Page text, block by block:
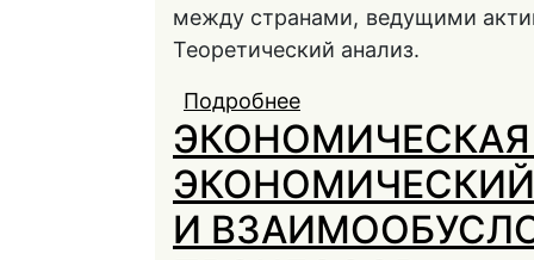
между странами, ведущими
Теоретический анализ.
Подробнее
ВОЗДЕЙСТВИЕМ
И